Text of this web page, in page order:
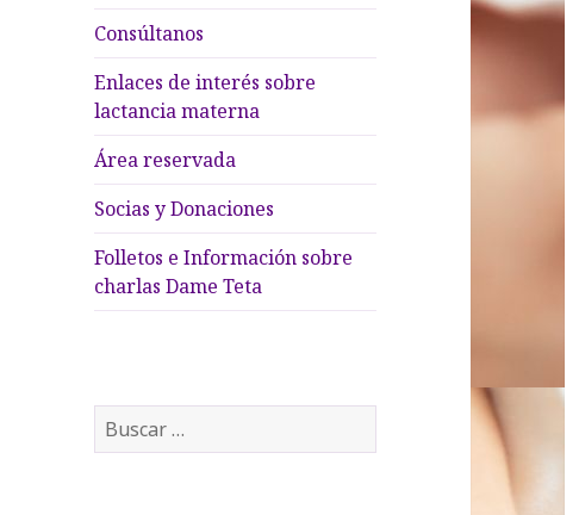
Consúltanos
Enlaces de interés sobre
lactancia materna
Área reservada
Socias y Donaciones
Folletos e Información sobre
charlas Dame Teta
B
u